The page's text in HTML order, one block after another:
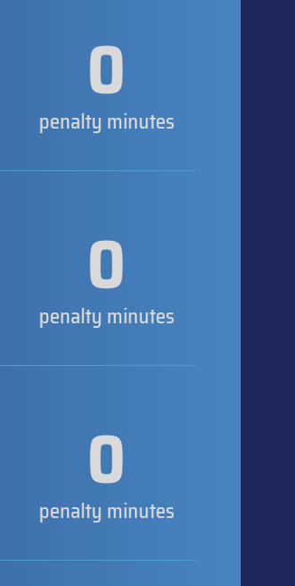
0
penalty minutes
0
penalty minutes
0
penalty minutes